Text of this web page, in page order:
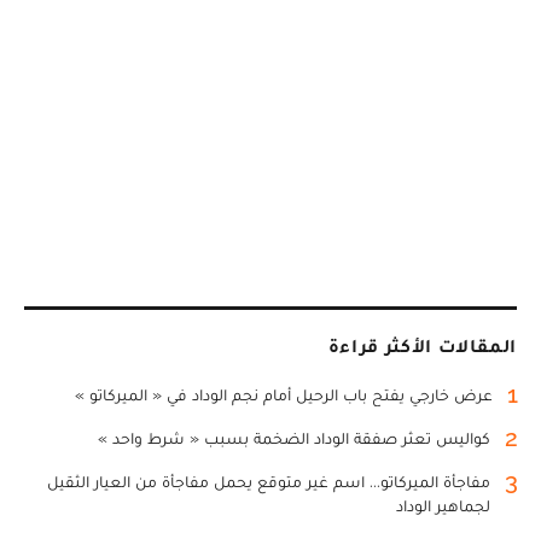
المقالات الأكثر قراءة
1 عرض خارجي يفتح باب الرحيل أمام نجم الوداد في « الميركاتو »
2 كواليس تعثر صفقة الوداد الضخمة بسبب « شرط واحد »
3
مفاجأة الميركاتو... اسم غير متوقع يحمل مفاجأة من العيار الثقيل
لجماهير الوداد